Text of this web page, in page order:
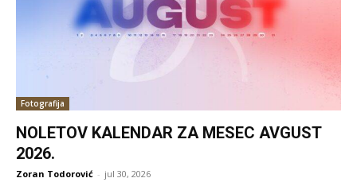
Fotografija
NOLETOV KALENDAR ZA MESEC AVGUST
2026.
Zoran Todorović - jul 30, 2026